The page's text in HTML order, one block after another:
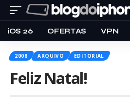
iOS 26 OFERTAS VPN
2008 ARQUIVO EDITORIAL
Feliz Natal!